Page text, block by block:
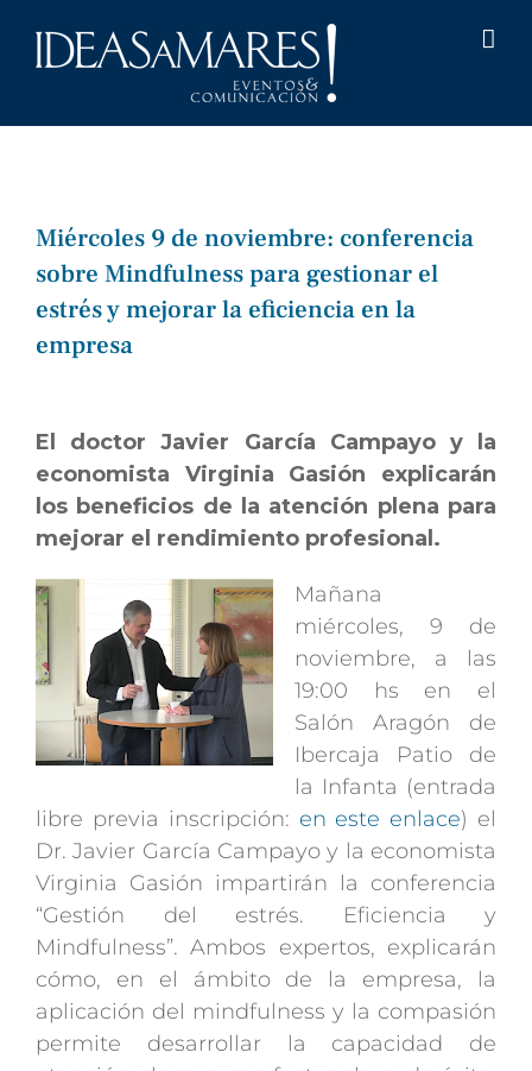
Miércoles 9 de noviembre: conferencia
sobre Mindfulness para gestionar el
estrés y mejorar la eficiencia en la
empresa
El doctor Javier García Campayo y la
economista Virginia Gasión explicarán
los beneficios de la atención plena para
mejorar el rendimiento profesional.
Mañana
miércoles, 9 de
noviembre, a las
19:00 hs en el
Salón Aragón de
Ibercaja Patio de
la Infanta (entrada
libre previa inscripción: en este enlace) el
Dr. Javier García Campayo y la economista
Virginia Gasión impartirán la conferencia
“Gestión del estrés. Eficiencia y
Mindfulness”. Ambos expertos, explicarán
cómo, en el ámbito de la empresa, la
aplicación del mindfulness y la compasión
permite desarrollar la capacidad de